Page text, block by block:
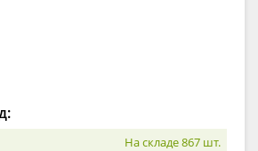
На складе 867 шт.